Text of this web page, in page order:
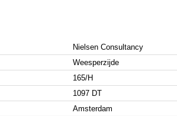
Nielsen Consultancy
Weesperzijde
165/H
1097 DT
Amsterdam